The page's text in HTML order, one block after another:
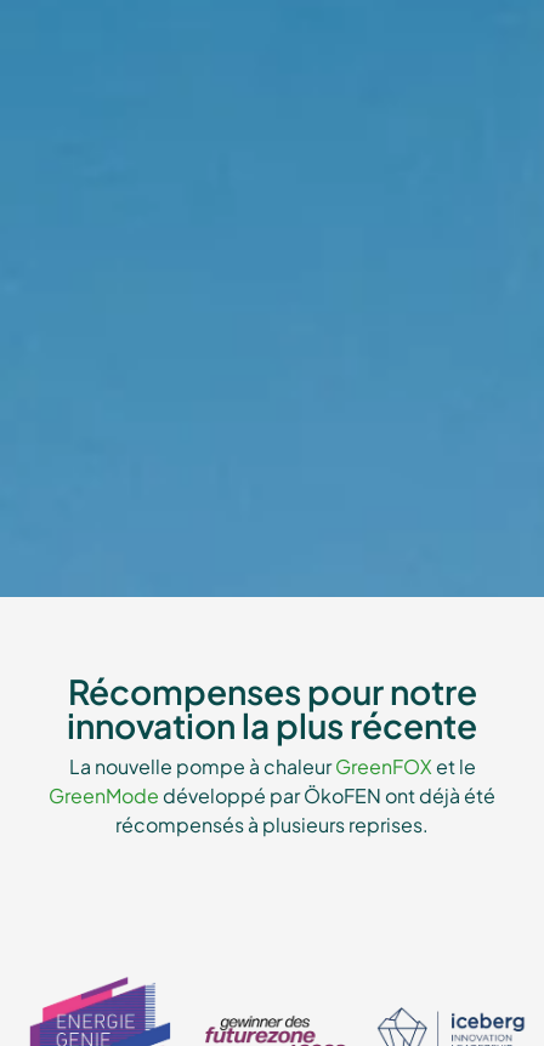
Récompenses pour notre
innovation la plus récente
La nouvelle pompe à chaleurGreenFOX et le
GreenMode développé par ÖkoFEN ont déjà été
récompensés à plusieurs reprises.